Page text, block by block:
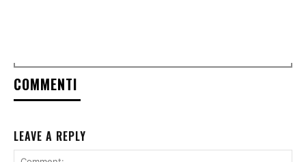
COMMENTI
LEAVE A REPLY